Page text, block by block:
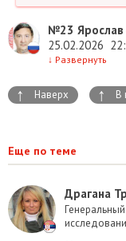
№23
25.02.2026
↓ Развернуть
↑ Наверх ↑ В
Еще по теме
Драгана